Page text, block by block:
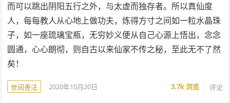
而可以跳出阴阳五行之外，与太虚而独存者。所以真仙度
人，每每教人从心地上做功夫，炼得方寸之间如一粒水晶珠
子，如一座琉璃宝瓶，无穷妙义便从自己心源上悟出，念念
圆通，心心朗彻，则自古以来仙家不传之秘，至此无不了然
矣！
世间善法 2020年10月20日 3.7k浏览 评论